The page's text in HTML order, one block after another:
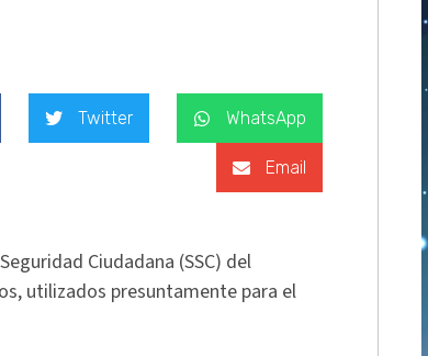
Twitter WhatsApp
Email
Ciudadana (SSC) del
utilizados presuntamente para el